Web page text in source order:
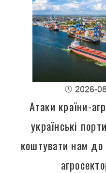
2026-
Атаки країни-
українські
коштувати нам